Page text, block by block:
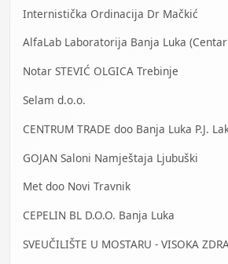
Internistička Ordinacija Dr Mačkić
AlfaLab Laboratorija Banja Luka
Notar STEVIĆ OLGICA Trebinje
Selam d.o.o.
CENTRUM TRADE doo Banja Luka P.J.
GOJAN Saloni Namještaja Ljubuški
Met doo Novi Travnik
CEPELIN BL D.O.O. Banja Luka
SVEUČILIŠTE U MOSTARU - VISOKA